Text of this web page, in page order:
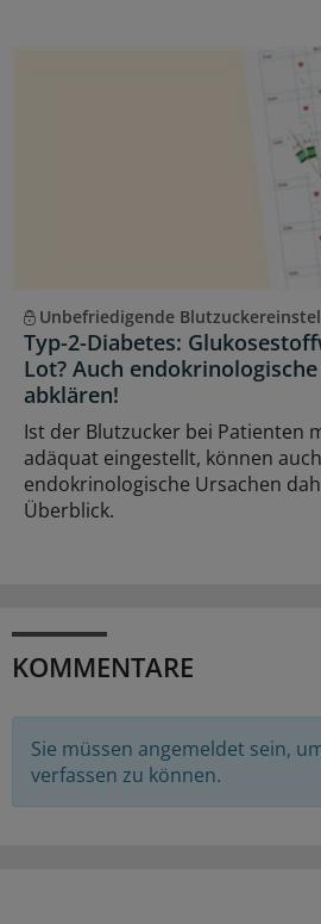
Unbefriedigende
Typ-2-Diabetes:
Lot? Auch
abklären!
Ist der Blutzucker bei Patienten
adäquat eingestellt, können
endokrinologische Ursachen
Überblick.
KOMMENTARE
Sie müssen angemeldet sein,
verfassen zu können.